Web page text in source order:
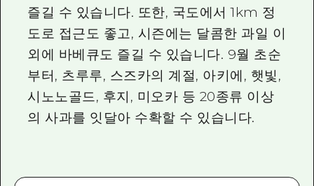
즐길 수 있습니다. 또한, 국도에서 1km 정
도로 접근도 좋고, 시즌에는 달콤한 과일 이
외에 바베큐도 즐길 수 있습니다. 9월 초순
부터, 츠루루, 스즈카의 계절, 아키에, 햇빛,
시노노골드, 후지, 미오카 등 20종류 이상
의 사과를 잇달아 수확할 수 있습니다.